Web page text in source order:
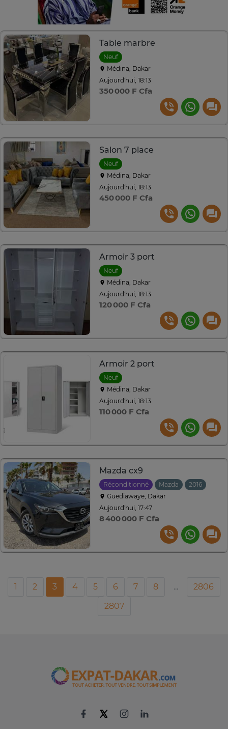
Table marbre
Neuf
Médina, Dakar
Aujourd'hui, 18:13
350 000 F Cfa
Salon 7 place
Neuf
Médina, Dakar
Aujourd'hui, 18:13
450 000 F Cfa
Armoir 3 port
Neuf
Médina, Dakar
Aujourd'hui, 18:13
120 000 F Cfa
Armoir 2 port
Neuf
Médina, Dakar
Aujourd'hui, 18:13
110 000 F Cfa
Mazda cx9
Réconditionné Mazda 2016
Guediawaye, Dakar
Aujourd'hui, 17:47
8 400 000 F Cfa
1 2 3 4 5 6 7 8 ...
2806
2807